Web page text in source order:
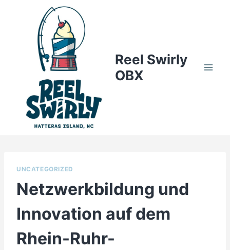
Reel Swirly
OBX
UNCATEGORIZED
Netzwerkbildung und
Innovation auf dem
Rhein-Ruhr-